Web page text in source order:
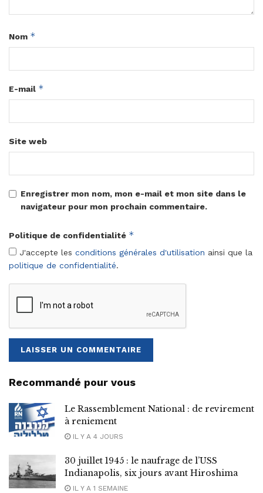
Nom *
E-mail *
Site web
Enregistrer mon nom, mon e-mail et mon site dans le
navigateur pour mon prochain commentaire.
Politique de confidentialité *
J'accepte les conditions générales d'utilisation ainsi que la
politique de confidentialité.
Recommandé pour vous
Le Rassemblement National : de revirement
à reniement
IL Y A 4 JOURS
30 juillet 1945 : le naufrage de l’USS
Indianapolis, six jours avant Hiroshima
IL Y A 1 SEMAINE